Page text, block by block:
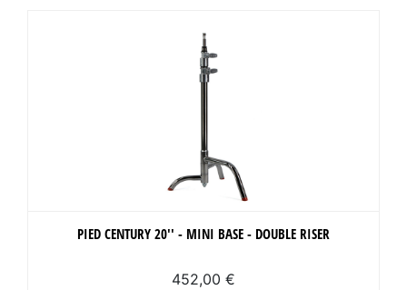
PIED CENTURY 20'' - MINI BASE - DOUBLE RISER
452,00 €